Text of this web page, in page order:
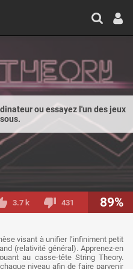
ou essayez l'un des jeux
3.7 k 431 89%
visant à unifier l’infiniment petit
(relativité général). Apprenez-en
au casse-tête String Theory.
niveau afin de faire parvenir